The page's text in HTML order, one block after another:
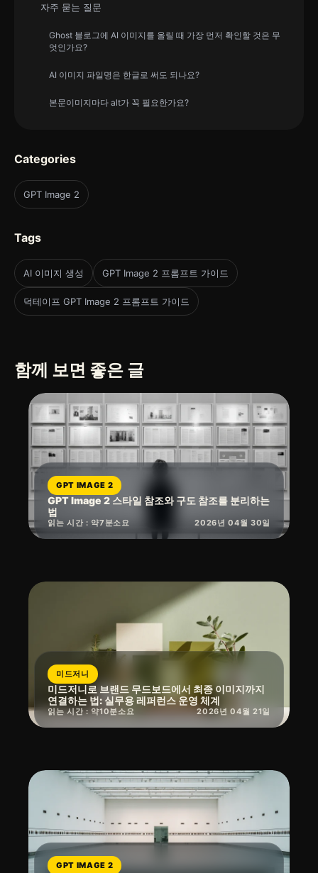
자주 묻는 질문
Ghost 블로그에 AI 이미지를 올릴 때 가장 먼저 확인할 것은 무
엇인가요?
AI 이미지 파일명은 한글로 써도 되나요?
본문이미지마다 alt가 꼭 필요한가요?
Categories
GPT Image 2
Tags
AI 이미지 생성 GPT Image 2 프롬프트 가이드
덕테이프 GPT Image 2 프롬프트 가이드
함께 보면 좋은 글
GPT IMAGE 2
GPT Image 2 스타일 참조와 구도 참조를 분리하는
법
읽는 시간 : 약7 분소요 2026년 04월 30일
미드저니
미드저니로 브랜드 무드보드에서 최종 이미지까지
연결하는 법: 실무용 레퍼런스 운영 체계
읽는 시간 : 약10분소요 2026년 04월 21일
GPT IMAGE 2